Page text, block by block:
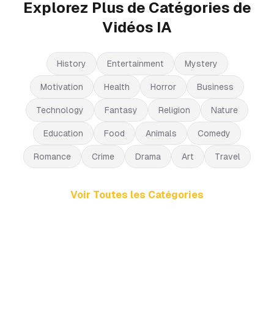
Explorez Plus de Catégories de
Vidéos IA
History Entertainment Mystery
Motivation Health Horror Business
Technology Fantasy Religion Nature
Education Food Animals Comedy
Romance Crime Drama Art Travel
Voir Toutes les Catégories